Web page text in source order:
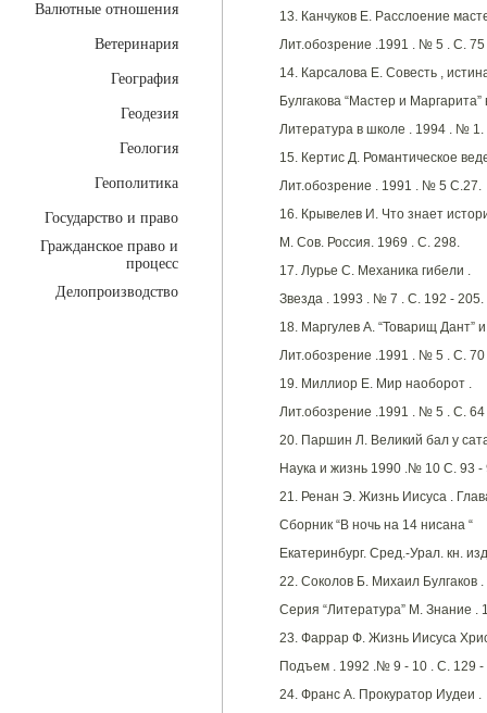
Валютные отношения
Ветеринария
География
Геодезия
Геология
Геополитика
Государство и право
Гражданское право и
процесс
Делопроизводство
13. Канчуков Е. Расслоение
Лит.обозрение .1991 . № 5 . С. 75
14. Карсалова Е. Совесть ,
Булгакова “Мастер и
Литература в школе . 1994 . № 1.
15. Кертис Д. Романтическое
Лит.обозрение . 1991 . № 5 С.27.
16. Крывелев И. Что знает
М. Сов. Россия. 1969 . С. 298.
17. Лурье С. Механика гибели .
Звезда . 1993 . № 7 . С. 192 - 205.
18. Маргулев А. “Товарищ Дант”
Лит.обозрение .1991 . № 5 . С. 70
19. Миллиор Е. Мир наоборот .
Лит.обозрение .1991 . № 5 . С. 64
20. Паршин Л. Великий бал у
Наука и жизнь 1990 .№ 10 С. 93 -
21. Ренан Э. Жизнь Иисуса .
Сборник “В ночь на 14 нисана “
Екатеринбург. Сред.-Урал. кн.
22. Соколов Б. Михаил Булгаков .
Серия “Литература” М. Знание .
23. Фаррар Ф. Жизнь Иисуса
Подъем . 1992 .№ 9 - 10 . С. 129 -
24. Франс А. Прокуратор Иудеи .